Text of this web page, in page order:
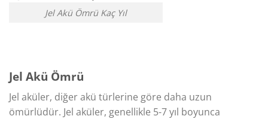
Jel Akü Ömrü Kaç Yıl
Jel Akü Ömrü
Jel aküler, diğer akü türlerine göre daha uzun
ömürlüdür. Jel aküler, genellikle 5-7 yıl boyunca